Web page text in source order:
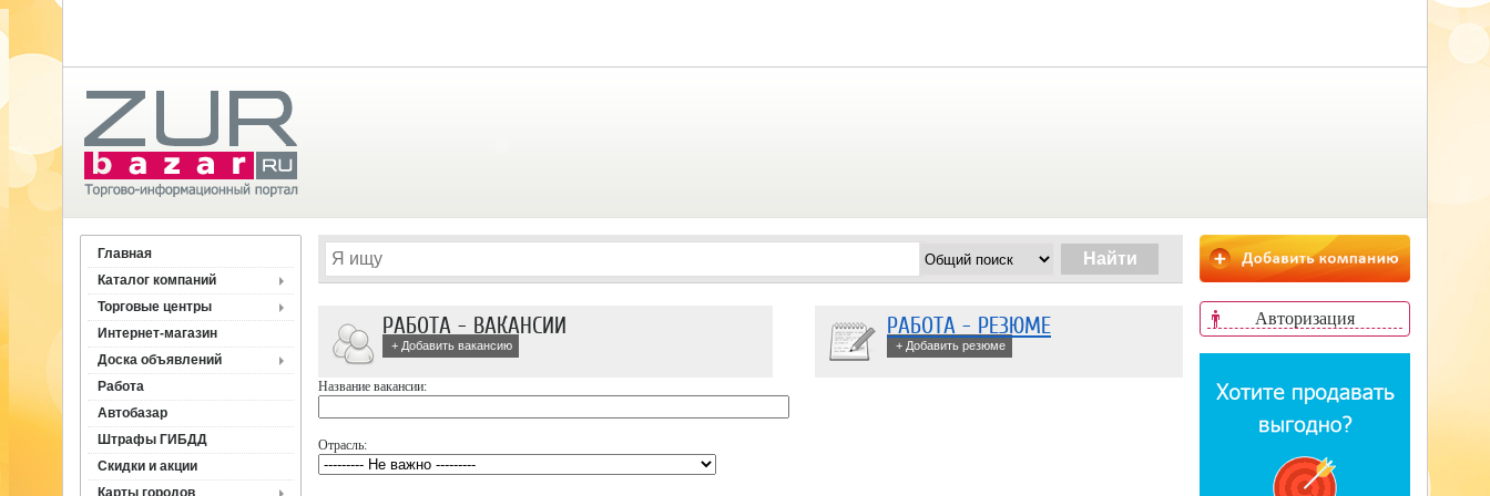
Главная
Каталог компаний
Торговые центры
Интернет-магазин
Доска объявлений
Работа
Автобазар
Штрафы ГИБДД
Скидки и акции
Карты городов
Авторизация
РАБОТА - ВАКАНСИИ
+ Добавить вакансию
РАБОТА - РЕЗЮМЕ
+ Добавить резюме
Название вакансии:
Отрасль: